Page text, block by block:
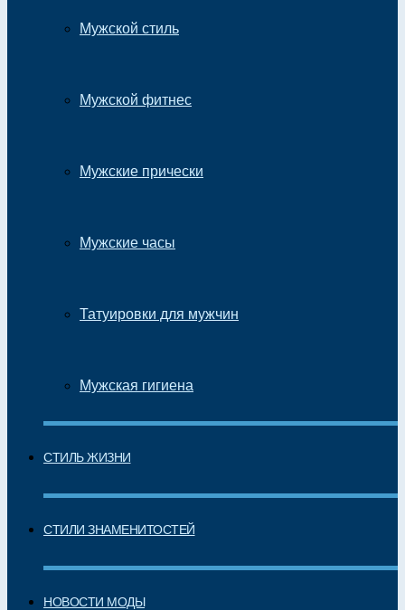
Мужской стиль
Мужской фитнес
Мужские прически
Мужские часы
Татуировки для мужчин
Мужская гигиена
СТИЛЬ ЖИЗНИ
СТИЛИ ЗНАМЕНИТОСТЕЙ
НОВОСТИ МОДЫ